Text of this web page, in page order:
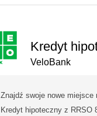
Kredyt
VeloBank
Znajdź swoje nowe miejsce
Kredyt hipoteczny z RRSO